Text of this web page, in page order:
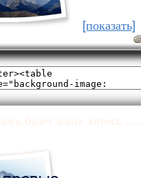
[показать]
будет ваша запись........